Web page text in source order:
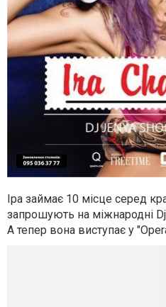
Іра займає 10 місце серед
запрошують на міжнародні
А тепер вона виступає у